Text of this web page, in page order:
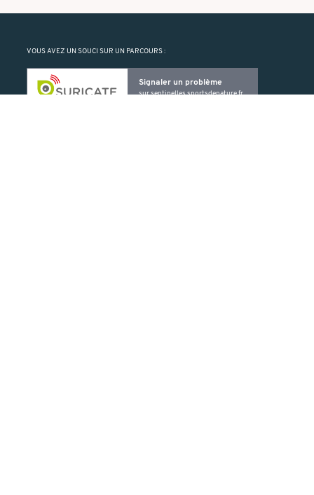
VOUS AVEZ UN SOUCI SUR UN PARCOURS :
Signaler un problème
sursentinelles.sportsdenature.fr